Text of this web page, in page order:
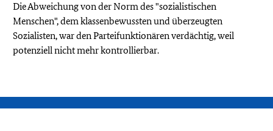
Die Abweichung von der Norm des "sozialistischen
Menschen", dem klassenbewussten und überzeugten
Sozialisten, war den Parteifunktionären verdächtig, weil
potenziell nicht mehr kontrollierbar.